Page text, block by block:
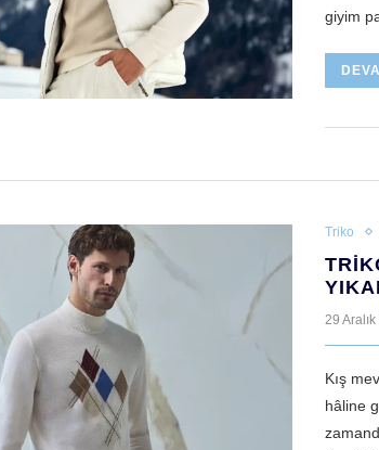
giyim
Triko
29
Kış
hâline